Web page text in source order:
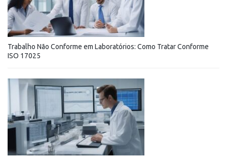
Trabalho Não Conforme em Laboratórios: Como Tratar Conforme
ISO 17025